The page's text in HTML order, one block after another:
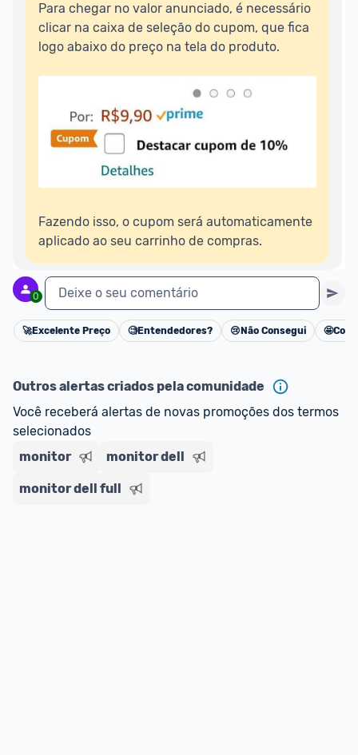
Para chegar no valor anunciado, é necessário
clicar na caixa de seleção do cupom, que fica
logo abaixo do preço na tela do produto.
Fazendo isso, o cupom será automaticamente
aplicado ao seu carrinho de compras.
0 Deixe o seu comentário
Cancelar
🚀Excelente Preço 🧐Entendedores? 😢Não Consegui 🤩
Outros alertas criados pela comunidade
Você receberá alertas de novas promoções dos termos
selecionados
monitor
monitor dell
monitor dell full